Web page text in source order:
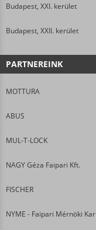
Budapest, XXI. kerület
Budapest, XXII. kerület
PARTNEREINK
MOTTURA
ABUS
MUL-T-LOCK
NAGY Géza Faipari Kft.
FISCHER
NYME - Faipari Mérnöki Kar